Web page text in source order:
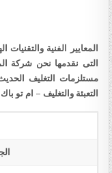
المعايير الفنية
التى نقدمها نحن شركة
مستلزمات التغليف
التعبئة والتغليف – ام تو باك